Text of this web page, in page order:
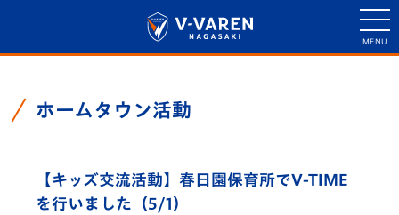
ホームタウン活動
【キッズ交流活動】春日園保育所でV-TIME
を行いました（5/1）